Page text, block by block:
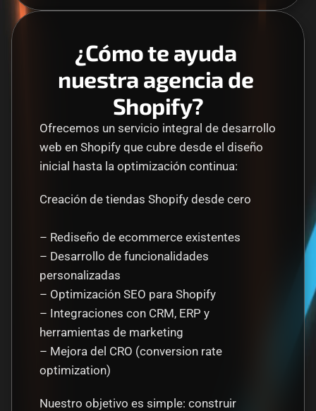
¿Cómo te ayuda
nuestra agencia de
Shopify?
Ofrecemos un servicio integral de desarrollo
web en Shopify que cubre desde el diseño
inicial hasta la optimización continua:
Creación de tiendas Shopify desde cero
– Rediseño de ecommerce existentes
– Desarrollo de funcionalidades
personalizadas
– Optimización SEO para Shopify
– Integraciones con CRM, ERP y
herramientas de marketing
– Mejora del CRO (conversion rate
optimization)
Nuestro objetivo es simple: construir